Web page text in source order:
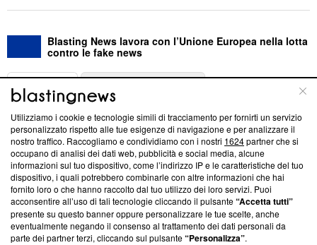
Blasting News lavora con l’Unione Europea nella lotta
contro le fake news
ABOUT
Questa sezione offre informazioni trasparenti su Blasting
News, sui nostri processi editoriali e su come ci impegniamo a
creare news di qualità. Inoltre, afferma la nostra aderenza a
‘Trust Project - News with Integrity’Blasting News non è
ancora membro del programma, ma ha richiesto di farne
parte; Trust Project non ha ancora effettuato una verifica di
conformità agli standard.
Su di noi
Utilizziamo i cookie e tecnologie simili di tracciamento per fornirti un servizio
personalizzato rispetto alle tue esigenze di navigazione e per analizzare il
nostro traffico. Raccogliamo e condividiamo con i nostri 1624partner che si
occupano di analisi dei dati web, pubblicità e social media, alcune
informazioni sul tuo dispositivo, come l’indirizzo IP e le caratteristiche del tuo
dispositivo, i quali potrebbero combinarle con altre informazioni che hai
fornito loro o che hanno raccolto dal tuo utilizzo dei loro servizi. Puoi
acconsentire all’uso di tali tecnologie cliccando il pulsante“Accetta tutti”
presente su questo banner oppure personalizzare le tue scelte, anche
eventualmente negando il consenso al trattamento dei dati personali da
parte dei partner terzi, cliccando sul pulsante“Personalizza”.